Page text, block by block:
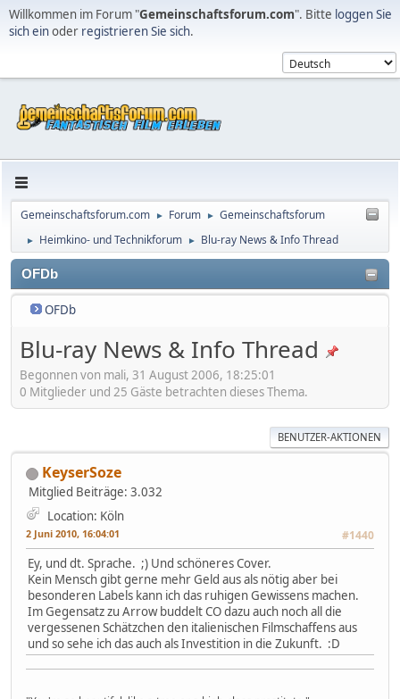
Willkommen im Forum "Gemeinschaftsforum.com". Bitte loggen Sie
sich einoder registrieren Sie sich.
Gemeinschaftsforum.com ► Forum ► Gemeinschaftsforum
► Heimkino- und Technikforum ► Blu-ray News & Info Thread
OFDb
OFDb
Blu-ray News & Info Thread
Begonnen von mali, 31 August 2006, 18:25:01
0 Mitglieder und 25 Gäste betrachten dieses Thema.
BENUTZER-AKTIONEN
KeyserSoze
Mitglied Beiträge: 3.032
Location: Köln
2 Juni 2010, 16:04:01 #1440
Ey, und dt. Sprache. ;) Und schöneres Cover.
Kein Mensch gibt gerne mehr Geld aus als nötig aber bei
besonderen Labels kann ich das ruhigen Gewissens machen.
Im Gegensatz zu Arrow buddelt CO dazu auch noch all die
vergessenen Schätzchen den italienischen Filmschaffens aus
und so sehe ich das auch als Investition in die Zukunft. :D